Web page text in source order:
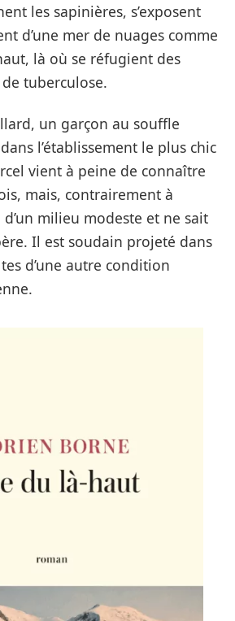
les sapinières, s’exposent
d’une mer de nuages comme
là où se réfugient des
tuberculose.
un garçon au souffle
l’établissement le plus chic
vient à peine de connaître
mais, contrairement à
milieu modeste et ne sait
Il est soudain projeté dans
d’une autre condition